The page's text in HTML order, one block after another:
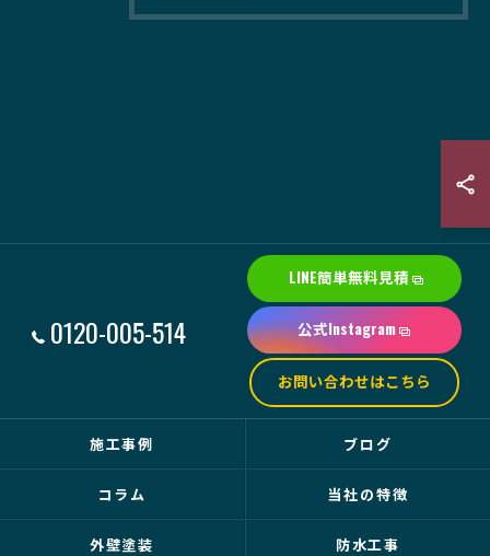
0120-005-514
LINE簡単無料見積
公式Instagram
お問い合わせはこちら
施工事例 ブログ
コラム 当社の特徴
外壁塗装 防水工事